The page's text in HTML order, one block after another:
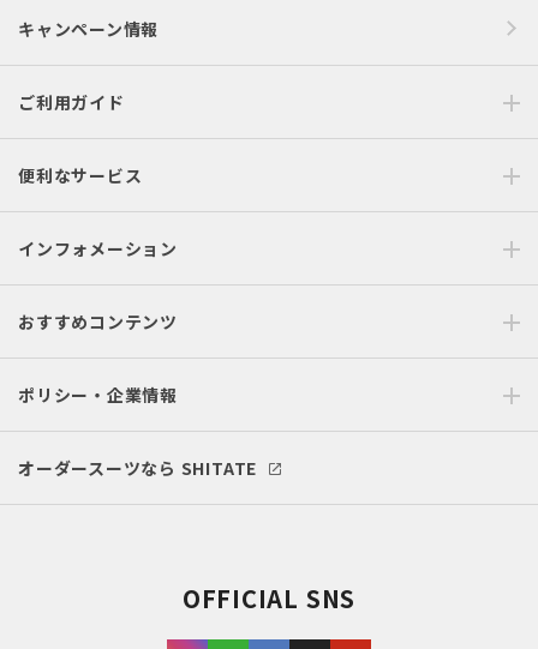
キャンペーン情報
ご利用ガイド
便利なサービス
インフォメーション
おすすめコンテンツ
ポリシー・企業情報
オーダースーツなら SHITATE
OFFICIAL SNS